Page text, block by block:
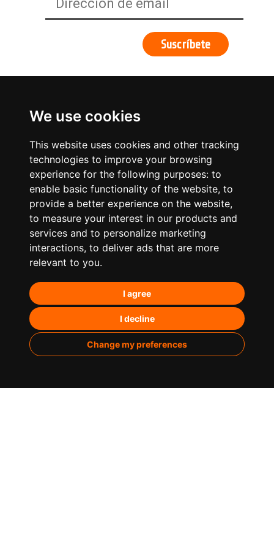
We use cookies
This website uses cookies and other tracking
technologies to improve your browsing
experience for the following purposes: to
enable basic functionality of the website, to
provide a better experience on the website,
to measure your interest in our products and
services and to personalize marketing
interactions, to deliver ads that are more
relevant to you.
I agree
I decline
Change my preferences
¿Qué hacemos?
Posicionamiento en IA’s
Paid Media
Marketing de contenidos
Analítica